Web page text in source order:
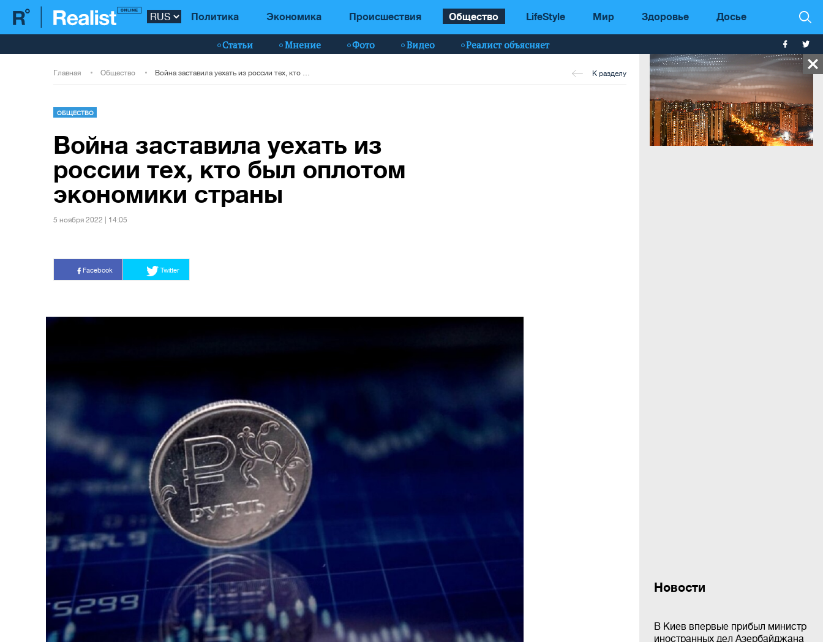
Политика Экономика Происшествия Общество LifeStyle Мир Здоровье Досье
Статьи Мнение Фото Видео Реалист объясняет
Новости
В Киев впервые прибыл министр
иностранных дел Азербайджана
Главная Общество К разделу
ОБЩЕСТВО
Война заставила уехать из
россии тех, кто был оплотом
экономики страны
5 ноября 2022 | 14:05
Facebook Twitter